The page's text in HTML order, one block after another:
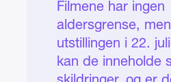
Filmene har ingen
aldersgrense,
utstillingen i 22.
kan de inneholde